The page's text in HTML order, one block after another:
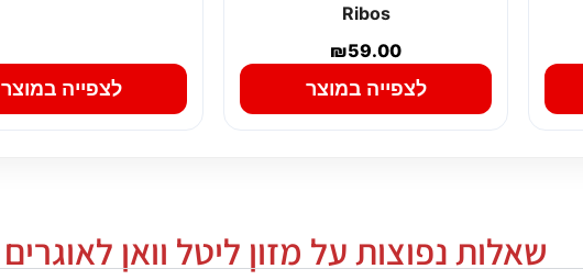
Ribos
₪59.00
לצפייה במוצר לצפייה במוצר
שאלות נפוצות על מזון ליטל וואן לאוגרים 900 גרם